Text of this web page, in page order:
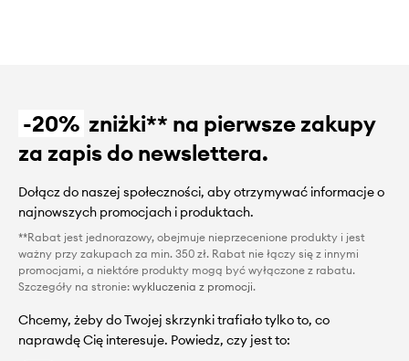
-20% zniżki** na pierwsze zakupy
za zapis do newslettera.
Dołącz do naszej społeczności, aby otrzymywać informacje o
najnowszych promocjach i produktach.
**Rabat jest jednorazowy, obejmuje nieprzecenione produkty i jest
ważny przy zakupach za min. 350 zł. Rabat nie łączy się z innymi
promocjami, a niektóre produkty mogą być wyłączone z rabatu.
Szczegóły na stronie: wykluczenia z promocji.
Chcemy, żeby do Twojej skrzynki trafiało tylko to, co
naprawdę Cię interesuje. Powiedz, czy jest to: